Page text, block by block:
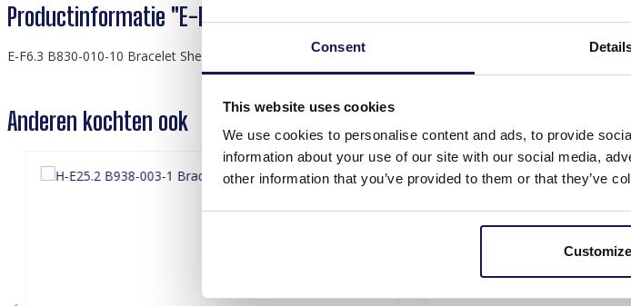
Consent
This website uses cookies
We use cookies to personalise content and ads, to provide
information about your use of our site with our social media,
other information that you’ve provided to them or that they’ve
Customize
Productinformatie "E-F6.3 B830-010-10 Bracelet Shell Beige"
E-F6.3 B830-010-10 Bracelet Shell Beige
Anderen kochten ook